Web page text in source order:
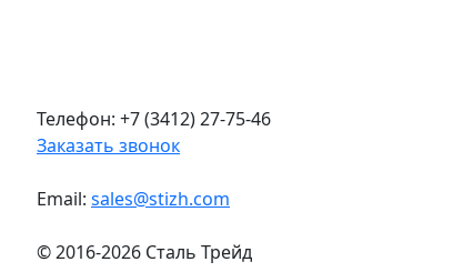
Телефон: +7 (3412) 27-75-46
Заказать звонок
Email: sales@stizh.com
© 2016-2026 Сталь Трейд